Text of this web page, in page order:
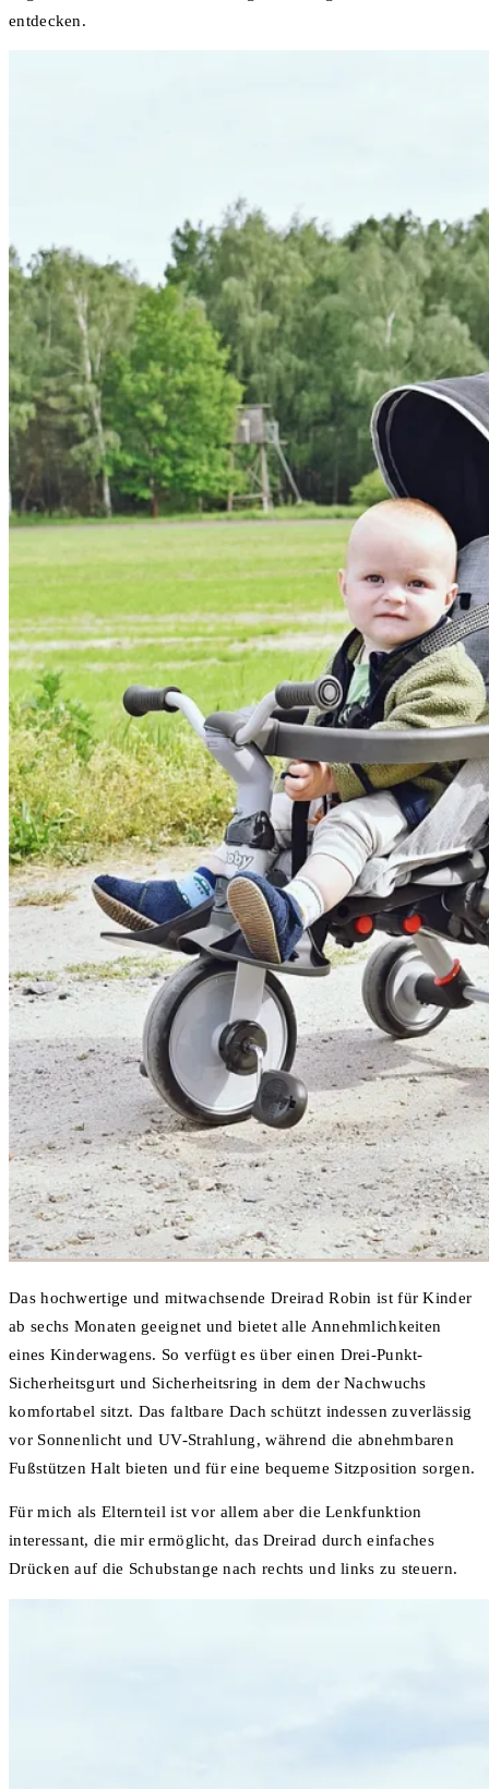
entdecken.
Das hochwertige und mitwachsende Dreirad Robin ist für Kinder
ab sechs Monaten geeignet und bietet alle Annehmlichkeiten
eines Kinderwagens. So verfügt es über einen Drei-Punkt-
Sicherheitsgurt und Sicherheitsring in dem der Nachwuchs
komfortabel sitzt. Das faltbare Dach schützt indessen zuverlässig
vor Sonnenlicht und UV-Strahlung, während die abnehmbaren
Fußstützen Halt bieten und für eine bequeme Sitzposition sorgen.
Für mich als Elternteil ist vor allem aber die Lenkfunktion
interessant, die mir ermöglicht, das Dreirad durch einfaches
Drücken auf die Schubstange nach rechts und links zu steuern.